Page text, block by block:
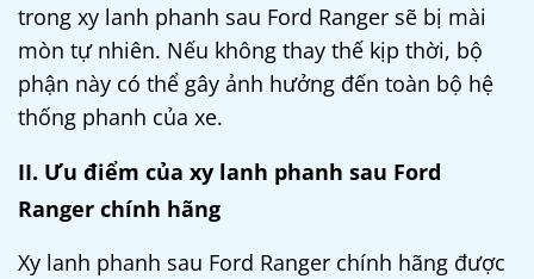
trong xy lanh phanh sau Ford Ranger sẽ bị mài
mòn tự nhiên. Nếu không thay thế kịp thời, bộ
phận này có thể gây ảnh hưởng đến toàn bộ hệ
thống phanh của xe.
II. Ưu điểm của xy lanh phanh sau Ford
Ranger chính hãng
Xy lanh phanh sau Ford Ranger chính hãng được